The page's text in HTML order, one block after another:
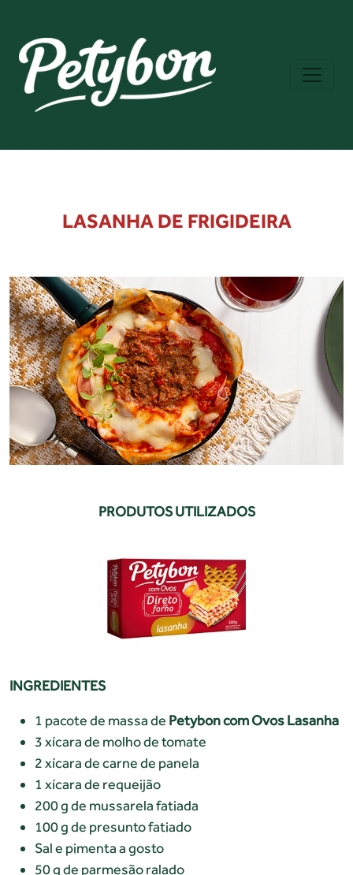
LASANHA DE FRIGIDEIRA
PRODUTOS UTILIZADOS
INGREDIENTES
1 pacote de massa de Petybon com Ovos Lasanha
3 xícara de molho de tomate
2 xícara de carne de panela
1 xícara de requeijão
200 g de mussarela fatiada
100 g de presunto fatiado
Sal e pimenta a gosto
50 g de parmesão ralado